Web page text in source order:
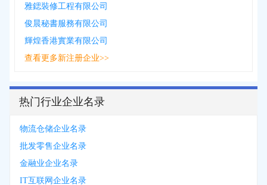
雅鍶裝修工程有限公司
俊晨秘書服務有限公司
輝煌香港實業有限公司
查看更多新注册企业>>
热门行业企业名录
物流仓储企业名录
批发零售企业名录
金融业企业名录
IT互联网企业名录